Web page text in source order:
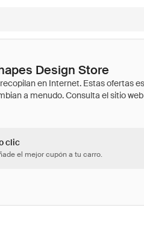
Design Store
clic
el mejor cupón a tu carro.